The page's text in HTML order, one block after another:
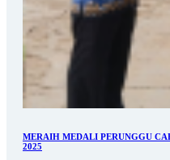
MERAIH MEDALI PERUNGGU
2025